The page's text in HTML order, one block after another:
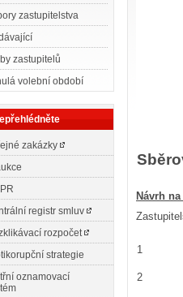
zastupitelstva
zastupitelů
volební období
zakázky
registr smluv
rozpočet
strategie
oznamovací
Návrh
1
2